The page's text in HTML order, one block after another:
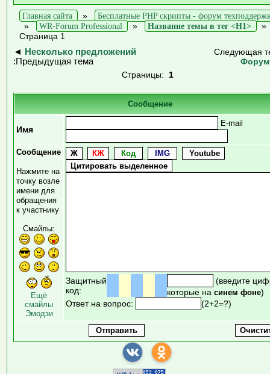
Главная сайта »
Бесплатные PHP скрипты - форум
»
WR-Forum Professional » Название темы в тег <H1>
Страница 1
◄
Несколько предложений
:Предыдущая тема
Следующая
Страницы: 1
Сообщение
Имя
E-mail
Сообщение
Нажмите на
точку возле
имени для
обращения
к участнику
Смайлы:
Ещё
смайлы
Эмодзи
Защитный
код:
(введите
которые на синем фоне)
Ответ на вопрос:
(2+2=?)